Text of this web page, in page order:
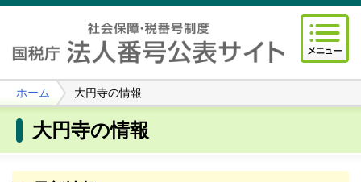
ホーム 大円寺の情報
大円寺の情報